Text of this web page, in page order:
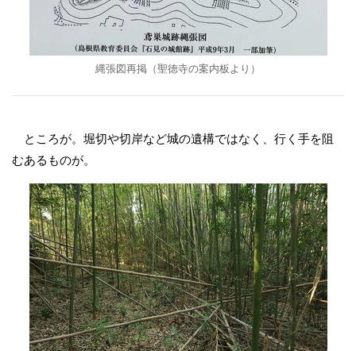
縄張図再掲（聖徳寺の案内板より）
ところが。堀切や切岸など城の遺構ではなく、行く手を阻
むあるものが。